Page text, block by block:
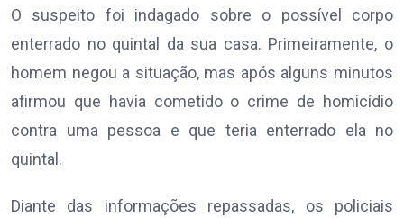
O suspeito foi indagado sobre o possível corpo
enterrado no quintal da sua casa. Primeiramente, o
homem negou a situação, mas após alguns minutos
afirmou que havia cometido o crime de homicídio
contra uma pessoa e que teria enterrado ela no
quintal.
Diante das informações repassadas, os policiais